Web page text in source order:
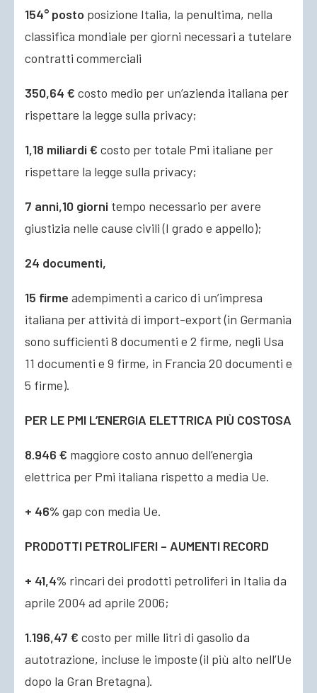
154° posto posizione Italia, la penultima, nella
classifica mondiale per giorni necessari a tutelare
contratti commerciali
350,64 € costo medio per un’azienda italiana per
rispettare la legge sulla privacy;
1,18 miliardi € costo per totale Pmi italiane per
rispettare la legge sulla privacy;
7 anni,10 giorni tempo necessario per avere
giustizia nelle cause civili (I grado e appello);
24 documenti,
15 firme adempimenti a carico di un’impresa
italiana per attività di import-export (in Germania
sono sufficienti 8 documenti e 2 firme, negli Usa
11 documenti e 9 firme, in Francia 20 documenti e
5 firme).
PER LE PMI L’ENERGIA ELETTRICA PIÙ COSTOSA
8.946 € maggiore costo annuo dell’energia
elettrica per Pmi italiana rispetto a media Ue.
+ 46% gap con media Ue.
PRODOTTI PETROLIFERI – AUMENTI RECORD
+ 41,4% rincari dei prodotti petroliferi in Italia da
aprile 2004 ad aprile 2006;
1.196,47 € costo per mille litri di gasolio da
autotrazione, incluse le imposte (il più alto nell’Ue
dopo la Gran Bretagna).